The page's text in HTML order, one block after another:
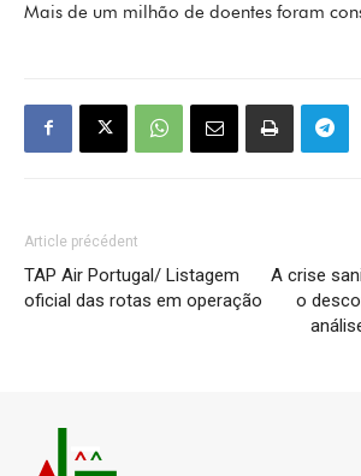
Mais de um milhão de doentes foram
Article précédent
TAP Air Portugal/ Listagem
oficial das rotas em operação
A crise
o